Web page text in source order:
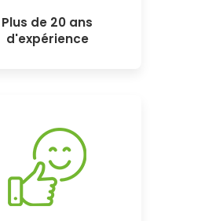
Plus de 20 ans
d'expérience